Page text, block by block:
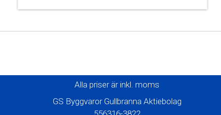
Alla priser är inkl. moms
GS Byggvaror Gullbranna Aktiebolag